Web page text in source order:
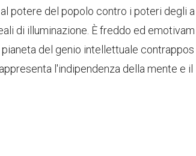
potere del popolo contro i poteri degli a
di illuminazione. È freddo ed emotivam
del genio intellettuale contrappos
l'indipendenza della mente e il